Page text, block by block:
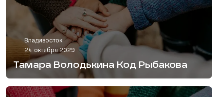
Владивосток
24 октября 2029
Тамара Володькина Код Рыбакова